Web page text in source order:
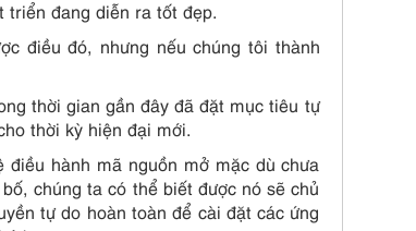
triển đang diễn ra tốt đẹp.
điều đó, nhưng nếu chúng tôi thành
thời gian gần đây đã đặt mục tiêu tự
thời kỳ hiện đại mới.
hành mã nguồn mở mặc dù chưa
chúng ta có thể biết được nó sẽ chủ
tự do hoàn toàn để cài đặt các ứng